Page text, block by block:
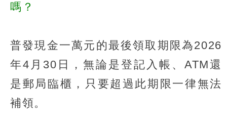
嗎？
普發現金一萬元的最後領取期限為2026
年4月30日，無論是登記入帳、ATM還
是郵局臨櫃，只要超過此期限一律無法
補領。